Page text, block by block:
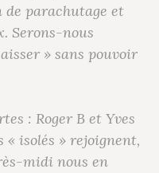
parachutage et
Serons-nous
» sans pouvoir
: Roger B et Yves
« isolés » rejoignent,
midi nous en